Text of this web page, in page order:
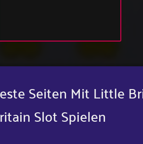
Seiten Mit Little
Slot Spielen